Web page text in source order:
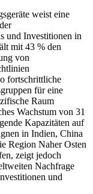
weist eine
und Investitionen in
mit 43 % den
von
fortschrittliche
für eine
Raum
Wachstum von 31
Kapazitäten auf
in Indien, China
Region Naher Osten
zeigt jedoch
Nachfrage
und